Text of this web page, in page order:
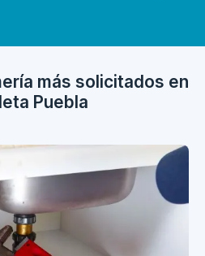
más solicitados en
Puebla